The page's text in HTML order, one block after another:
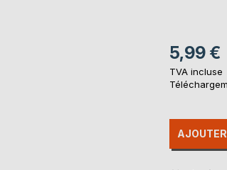
5,99 €
TVA incluse